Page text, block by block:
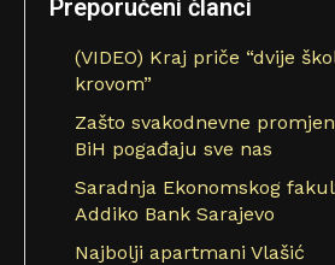
Preporučeni članci
(VIDEO) Kraj priče “dvije
krovom”
Zašto svakodnevne
BiH pogađaju sve nas
Saradnja Ekonomskog
Addiko Bank Sarajevo
Najbolji apartmani Vlašić